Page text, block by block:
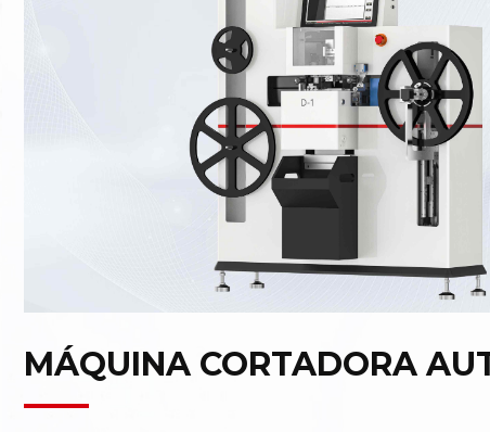
MÁQUINA CORTADORA